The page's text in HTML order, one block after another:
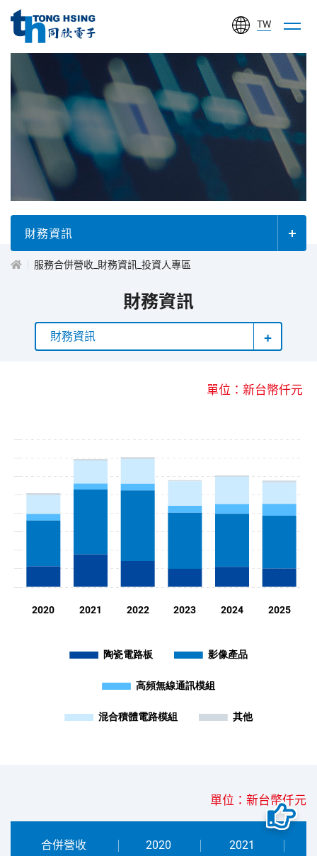
同
欣
電
子
工
份
有
限
公
TW
投
專
區
財務資訊
服務合併營收_財務資訊_投資人專區
財務資訊
財務資訊
單位：新台幣仟元
單位：新台幣仟元
合併營收 2020 2021